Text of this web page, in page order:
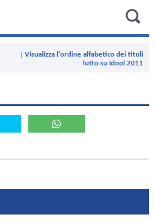
Visualizza l'ordine alfabetico dei titoli
Tutto su Idool 2011